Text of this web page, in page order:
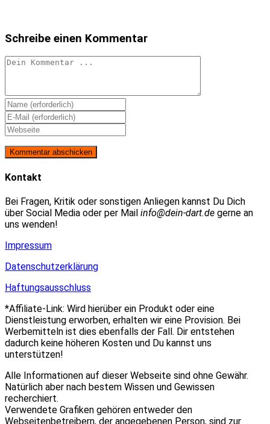
Schreibe einen Kommentar
Kommentieren
Gib
deinen
Namen
oder
Benutzernamen
zum
Kommentieren
ein
Gib
deine
E-
Mail-
Adresse
zum
ein
Gib
Website-
ein
Kontakt
Bei Fragen, Kritik oder sonstigen Anliegen kannst Du Dich
über Social Media oder per Mail info@dein-dart.de gerne an
uns wenden!
Impressum
Datenschutzerklärung
Haftungsausschluss
*Affiliate-Link: Wird hierüber ein Produkt oder eine
Dienstleistung erworben, erhalten wir eine Provision. Bei
Werbemitteln ist dies ebenfalls der Fall. Dir entstehen
dadurch keine höheren Kosten und Du kannst uns
unterstützen!
Alle Informationen auf dieser Webseite sind ohne Gewähr.
Natürlich aber nach bestem Wissen und Gewissen
recherchiert.
Verwendete Grafiken gehören entweder den
Webseitenbetreibern, der angegebenen Person, sind zur